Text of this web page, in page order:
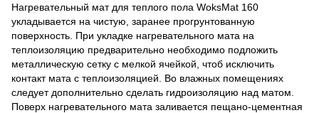
Нагревательный мат для теплого пола WoksMat 160
укладывается на чистую, заранее прогрунтованную
поверхность. При укладке нагревательного мата на
теплоизоляцию предварительно необходимо подложить
металлическую сетку с мелкой ячейкой, чтоб исключить
контакт мата с теплоизоляцией. Во влажных помещениях
следует дополнительно сделать гидроизоляцию над матом.
Поверх нагревательного мата заливается пещано-цементная